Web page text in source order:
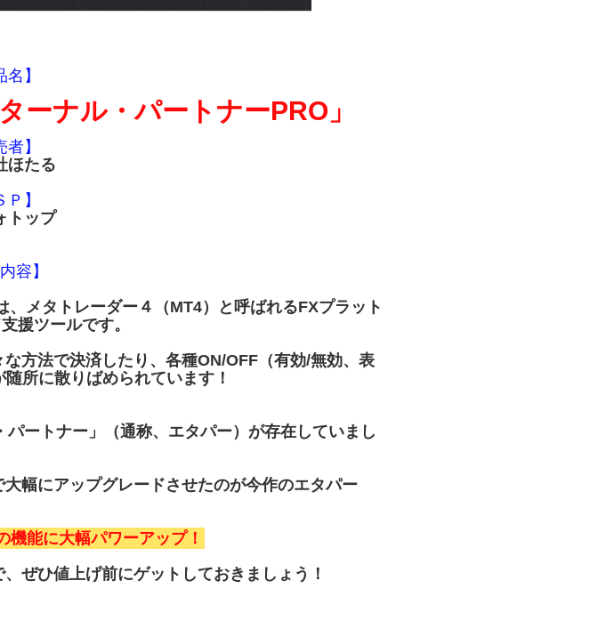
名】
ーナル・パートナーPRO」
者】
ほたる
Ｐ】
トップ
容】
メタトレーダー４（MT4）と呼ばれるFXプラット
援ツールです。
方法で決済したり、各種ON/OFF（有効/無効、表
所に散りばめられています！
ートナー」（通称、エタパー）が存在していまし
幅にアップグレードさせたのが今作のエタパー
能に大幅パワーアップ！
ぜひ値上げ前にゲットしておきましょう！